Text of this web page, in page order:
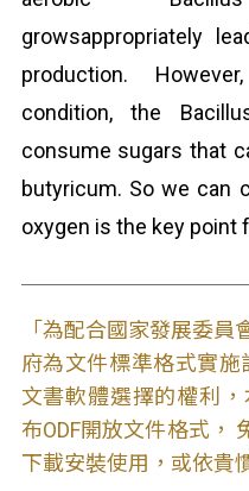
growsappropriately
production.
condition, the
consume sugars that
butyricum. So we can
oxygen is the key point
「為配合國家發展委員
府為文件標準格式實
文書軟體選擇的權利
布ODF開放文件格式，
下載安裝使用，或依貴